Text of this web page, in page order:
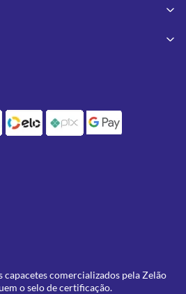
capacetes comercializados pela Zelão
o selo de certificação.